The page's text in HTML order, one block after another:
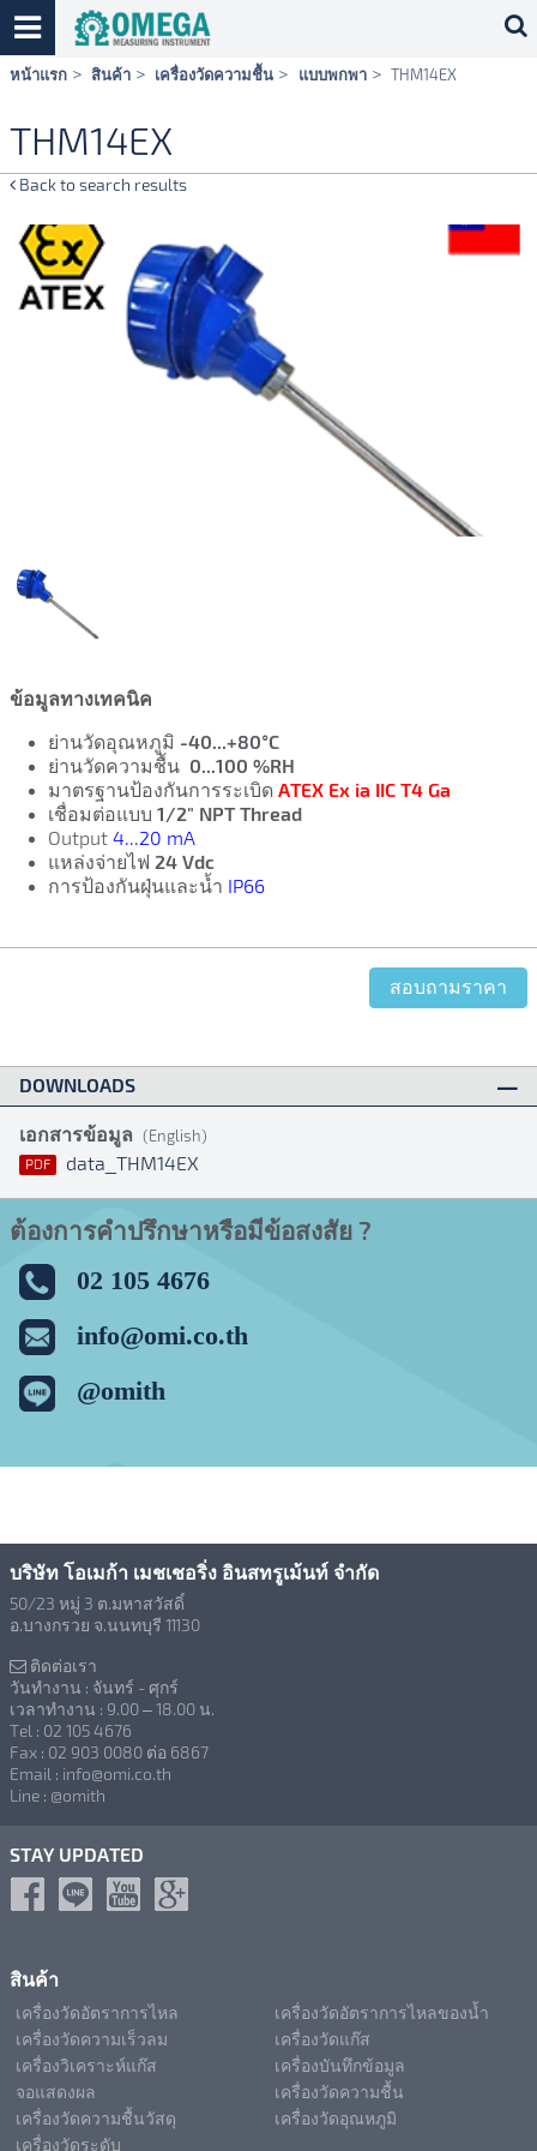
Skip
หน้าแรก สินค้า เครื่องวัดความชื้น แบบพกพา THM14EX
THM14EX
Back to search results
ข้อมูลทางเทคนิค
ย่านวัดอุณหภูมิ -40...+80°C
ย่านวัดความชื้น 0...100 %RH
มาตรฐานป้องกันการระเบิด ATEX Ex ia IIC T4 Ga
เชื่อมต่อแบบ 1/2" NPT Thread
Output 4...20 mA
แหล่งจ่ายไฟ 24 Vdc
การป้องกันฝุ่นและน้ำ IP66
สอบถามราคา
DOWNLOADS
เอกสารข้อมูล (English)
PDF data_THM14EX
ต้องการคำปรึกษาหรือมีข้อสงสัย ?
02 105 4676
info@omi.co.th
@omith
บริษัท โอเมก้า เมชเชอริ่ง อินสทรูเม้นท์ จำกัด
50/23 หมู่ 3 ต.มหาสวัสดิ์
อ.บางกรวย จ.นนทบุรี 11130
ติดต่อเรา
วันทำงาน : จันทร์ - ศุกร์
เวลาทำงาน : 9.00 – 18.00 น.
Tel : 02 105 4676
Fax : 02 903 0080 ต่อ 6867
Email : info@omi.co.th
Line : @omith
STAY UPDATED
สินค้า
เครื่องวัดอัตราการไหล
เครื่องวัดอัตราการไหลของน้ำ
เครื่องวัดความเร็วลม
เครื่องวัดแก๊ส
เครื่องวิเคราะห์แก๊ส
เครื่องบันทึกข้อมูล
จอแสดงผล
เครื่องวัดความชื้น
เครื่องวัดความชื้นวัสดุ
เครื่องวัดอุณหภูมิ
เครื่องวัดระดับ